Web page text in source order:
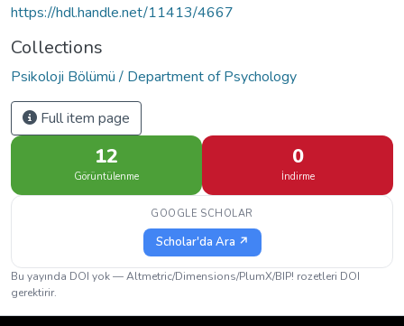
https://hdl.handle.net/11413/4667
Collections
Psikoloji Bölümü / Department of Psychology
Full item page
12
Görüntülenme
0
İndirme
GOOGLE SCHOLAR
Scholar'da Ara ↗
Bu yayında DOI yok — Altmetric/Dimensions/PlumX/BIP! rozetleri DOI
gerektirir.